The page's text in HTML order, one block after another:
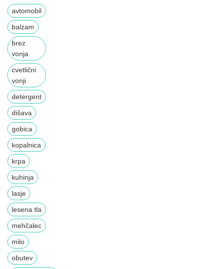
avtomobil
balzam
brez
vonja
cvetlični
vonji
detergent
dišava
gobica
kopalnica
krpa
kuhinja
lasje
lesena tla
mehčalec
milo
obutev